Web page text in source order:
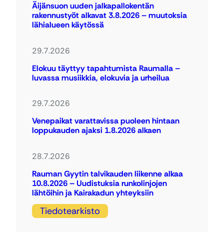
Äijänsuon uuden jalkapallokentän
rakennustyöt alkavat 3.8.2026 – muutoksia
lähialueen käytössä
29.7.2026
Elokuu täyttyy tapahtumista Raumalla –
luvassa musiikkia, elokuvia ja urheilua
29.7.2026
Venepaikat varattavissa puoleen hintaan
loppukauden ajaksi 1.8.2026 alkaen
28.7.2026
Rauman Gyytin talvikauden liikenne alkaa
10.8.2026 – Uudistuksia runkolinjojen
lähtöihin ja Kairakadun yhteyksiin
Tiedotearkisto